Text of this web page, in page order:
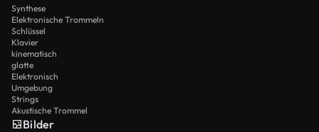
Synthese
Elektronische Trommeln
Schlüssel
Klavier
kinematisch
glatte
Elektronisch
Umgebung
Strings
Akustische Trommel
Bilder